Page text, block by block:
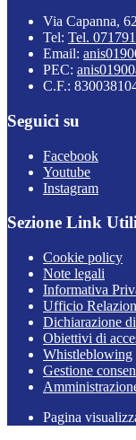
Via Capanna,
Tel: Tel.
Email:
PEC:
C.F.:
Seguici su
Facebook
Youtube
Instagram
Sezione Link
Cookie policy
Note legali
Informativa
Ufficio
Dichiarazione
Obiettivi di
Whistleblowing
Gestione
Pagina